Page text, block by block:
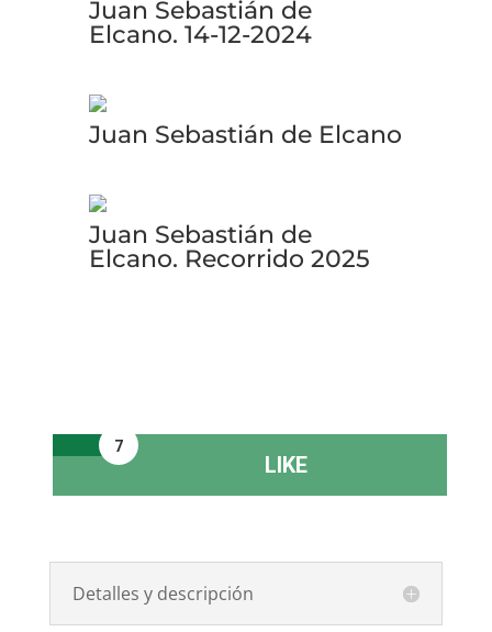
Juan Sebastián de
Elcano. 14-12-2024
Juan Sebastián de Elcano
Juan Sebastián de
Elcano. Recorrido 2025
7
LIKE
Detalles y descripción